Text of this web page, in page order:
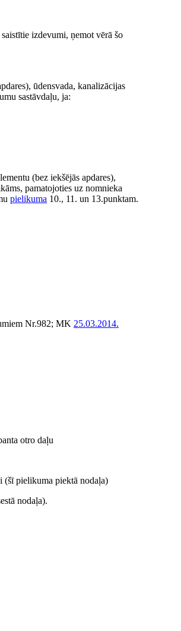
izdevumi, ņemot vērā šo
ūdensvada, kanalizācijas
sastāvdaļu, ja:
(bez iekšējās apdares),
pamatojoties uz nomnieka
pielikuma 10., 11. un 13.punktam.
Nr.982; MK 25.03.2014.
otro daļu
(šī pielikuma piektā nodaļa)
nodaļa).